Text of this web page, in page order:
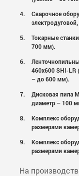
Сварочное
Токарные
700 мм).
460х600 SHI-
– до 600 мм).
Дисковая пила
диаметр – 100
Комплекс
размерами
Комплекс
размерами
На